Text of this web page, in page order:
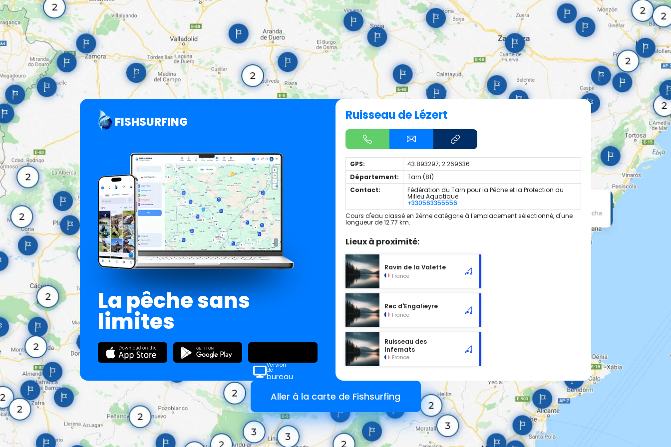
FISHSURFING
La pêche sans
limites
Version
de
bureau
Ruisseau de Lézert
GPS:
43.893297; 2.269636
Département:
Tarn (81)
Contact:
Fédération du Tarn pour la Pêche et la Protection du
Milieu Aquatique
+330563355556
Cours d'eau classé en 2ème catégorie à l'emplacement sélectionné, d'une
longueur de 12.77 km.
Lieux à proximité:
Ravin de la Valette
France
Rec d'Engalieyre
France
Ruisseau des
Infernats
France
Aller à la carte de Fishsurfing